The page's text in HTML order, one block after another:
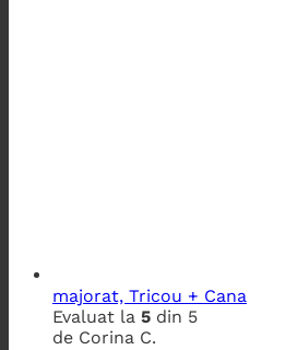
majorat, Tricou + Cana
Evaluat la 5 din 5
de Corina C.